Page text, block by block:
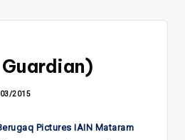
2015
Pictures IAIN Mataram